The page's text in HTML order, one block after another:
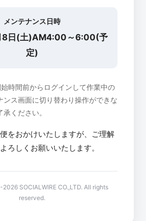
メンテナンス日時
8日(土)AM4:00～6:00(予
定)
時間前からログインして作業中の
ンス画面に切り替わり操作ができな
ください。
をおかけいたしますが、ご理解
ろしくお願いいたします。
SOCIALWIRE CO.,LTD. All rights
reserved.